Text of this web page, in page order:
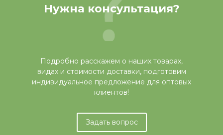
Нужна консультация?
Подробно расскажем о наших товарах,
видах и стоимости доставки, подготовим
индивидуальное предложение для оптовых
клиентов!
Задать вопрос